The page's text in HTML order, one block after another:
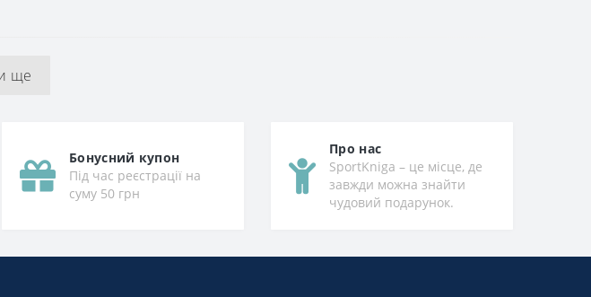
ще
Бонусний купон
Під час реєстрації на
суму 50 грн
Про нас
SportKniga – це місце, де
завжди можна знайти
чудовий подарунок.